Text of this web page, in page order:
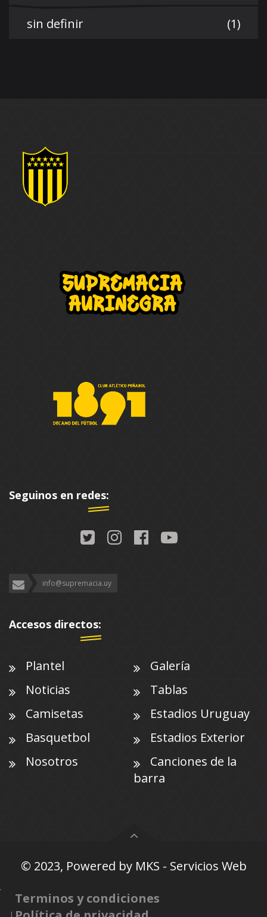
sin definir (1)
Seguinos en redes:
info@supremacia.uy
Accesos directos:
Plantel
Galería
Noticias
Tablas
Camisetas
Estadios Uruguay
Basquetbol
Estadios Exterior
Nosotros
Canciones de la
barra
© 2023, Powered by MKS - Servicios Web
Terminos y condiciones